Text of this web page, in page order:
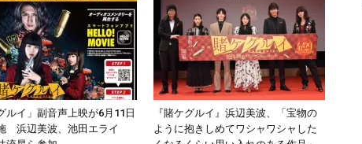
ルイ」副音声上映が6月11日
浜辺美波、池田エライ
『賭ケグルイ』浜辺美波、「宝物の
ように抱きしめてワシャワシャした